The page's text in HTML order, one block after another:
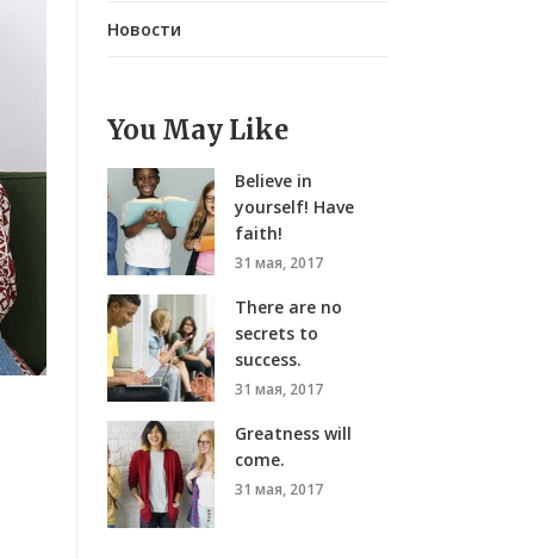
Новости
You May Like
Believe in
yourself! Have
faith!
31 мая, 2017
There are no
secrets to
success.
31 мая, 2017
Greatness will
come.
31 мая, 2017